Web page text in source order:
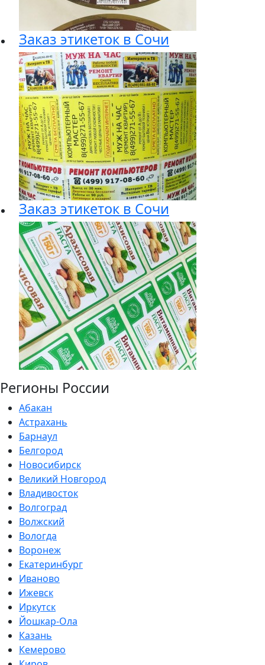
Заказ этикеток в Сочи
Заказ этикеток в Сочи
Регионы России
Абакан
Астрахань
Барнаул
Белгород
Новосибирск
Великий Новгород
Владивосток
Волгоград
Волжский
Вологда
Воронеж
Екатеринбург
Иваново
Ижевск
Иркутск
Йошкар-Ола
Казань
Кемерово